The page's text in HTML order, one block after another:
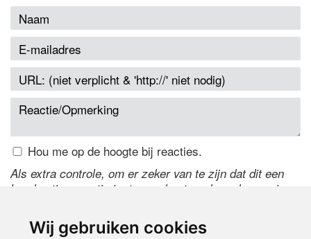
Wij gebruiken cookies
Hou me op de hoogte bij reacties.
Als extra controle, om er zeker van te zijn dat dit een
handmatige reactie is, typ onderstaande code over in
de code te wijzigen.